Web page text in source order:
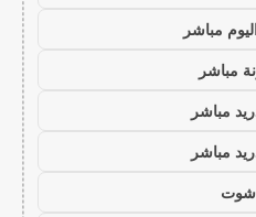
مباشر
مباشر
مباشر
مباشر
شوت